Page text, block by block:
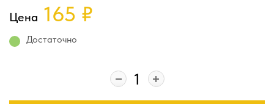
Цена 165 ₽
Достаточно